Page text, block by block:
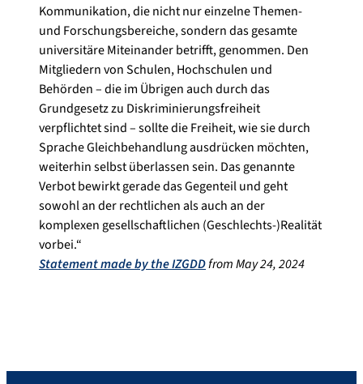
Kommunikation, die nicht nur einzelne Themen-
und Forschungsbereiche, sondern das gesamte
universitäre Miteinander betrifft, genommen. Den
Mitgliedern von Schulen, Hochschulen und
Behörden – die im Übrigen auch durch das
Grundgesetz zu Diskriminierungsfreiheit
verpflichtet sind – sollte die Freiheit, wie sie durch
Sprache Gleichbehandlung ausdrücken möchten,
weiterhin selbst überlassen sein. Das genannte
Verbot bewirkt gerade das Gegenteil und geht
sowohl an der rechtlichen als auch an der
komplexen gesellschaftlichen (Geschlechts-)Realität
vorbei.“
Statement made by the IZGDDfrom May 24, 2024